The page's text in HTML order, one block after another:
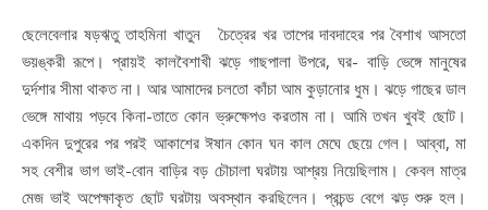
ছেলেবেলার ষড়ঋতু তাহমিনা খাতুন চৈত্রের খর তাপের দাবদাহের পর বৈশাখ আসতো
ভয়ঙ্করী রূপে। প্রায়ই কালবৈশাখী ঝড়ে গাছপালা উপরে, ঘর- বাড়ি ভেঙ্গে মানুষের
দুর্দশার সীমা থাকত না। আর আমাদের চলতো কাঁচা আম কুড়ানোর ধুম। ঝড়ে গাছের ডাল
ভেঙ্গে মাথায় পড়বে কিনা-তাতে কোন ভ্রুক্ষেপও করতাম না। আমি তখন খুবই ছোট।
একদিন দুপুরের পর পরই আকাশের ঈষান কোন ঘন কাল মেঘে ছেয়ে গেল। আব্বা, মা
সহ বেশীর ভাগ ভাই-বোন বাড়ির বড় চৌচালা ঘরটায় আশ্রয় নিয়েছিলাম। কেবল মাত্র
মেজ ভাই অপেক্ষাকৃত ছোট ঘরটায় অবস্থান করছিলেন। প্রচন্ড বেগে ঝড় শুরু হল।